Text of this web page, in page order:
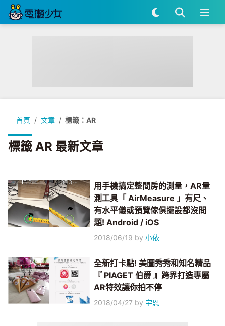
首頁 文章 標籤：AR
標籤 AR 最新文章
用手機搞定整間房的測量，AR量
測工具「 AirMeasure 」有尺、
有水平儀或預覽傢俱擺設都沒問
題! Android / iOS
2018/06/19 by小依
全新打卡點! 美圖秀秀和知名精品
『 PIAGET 伯爵 』跨界打造專屬
AR特效讓你拍不停
2018/04/27 by 宇恩